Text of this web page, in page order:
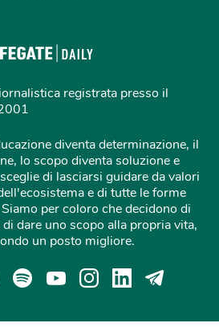
registrata presso il
diventa determinazione, il
lo scopo diventa soluzione e
di lasciarsi guidare da valori
e di tutte le forme
per coloro che decidono di
dare uno scopo alla propria vita,
un posto migliore.